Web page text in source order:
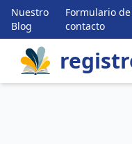
Nuestro
Blog
Formulario de
contacto